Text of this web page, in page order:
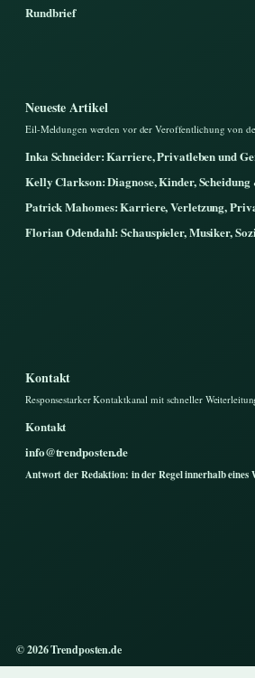
Rundbrief
Neueste Artikel
Eil-Meldungen werden vor der Veroffentlichung von
Inka Schneider: Karriere, Privatleben und
Kelly Clarkson: Diagnose, Kinder,
Patrick Mahomes: Karriere, Verletzung,
Florian Odendahl: Schauspieler, Musiker,
Kontakt
Responsestarker Kontaktkanal mit schneller
Kontakt
info@trendposten.de
Antwort der Redaktion: in der Regel innerhalb eines
© 2026 Trendposten.de